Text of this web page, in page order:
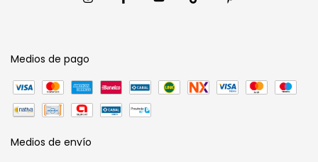
Medios de pago
Medios de envío